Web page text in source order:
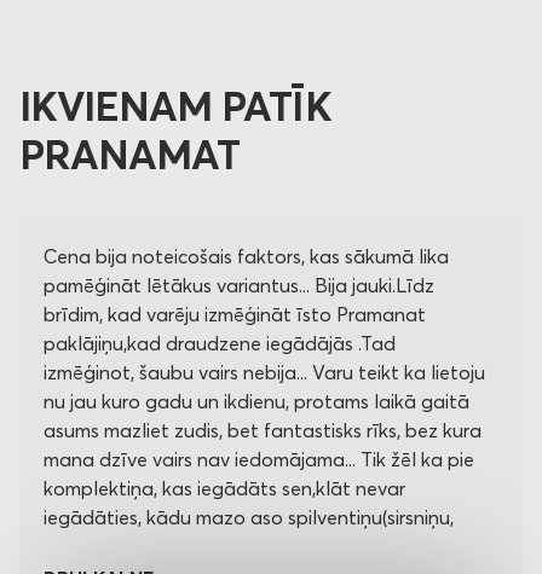
IKVIENAM PATĪK
PRANAMAT
Cena bija noteicošais faktors, kas sākumā lika
pamēģināt lētākus variantus... Bija jauki.Līdz
brīdim, kad varēju izmēģināt īsto Pramanat
paklājiņu,kad draudzene iegādājās .Tad
izmēģinot, šaubu vairs nebija... Varu teikt ka lietoju
nu jau kuro gadu un ikdienu, protams laikā gaitā
asums mazliet zudis, bet fantastisks rīks, bez kura
mana dzīve vairs nav iedomājama... Tik žēl ka pie
komplektiņa, kas iegādāts sen,klāt nevar
iegādāties, kādu mazo aso spilventiņu(sirsniņu,